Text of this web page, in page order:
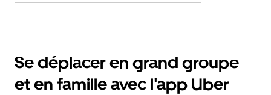
Se déplacer en grand groupe
et en famille avec l'app Uber